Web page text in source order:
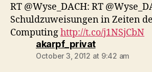
RT @Wyse_DACH: RT
Schuldzuweisungen in Zeiten
Computinghttp://t.co/j1NSjCbN
akarpf_privatsays:
October 3, 2012 at 9:42 am